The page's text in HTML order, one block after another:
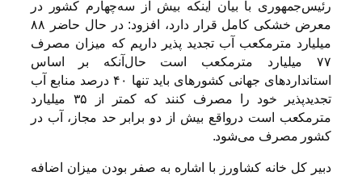
رئیس‌جمهوری با بیان اینکه بیش از سه‌چهارم کشور در
معرض خشکی کامل قرار دارد، افزود: در حال حاضر ۸۸
میلیارد مترمکعب آب تجدید پذیر داریم که میزان مصرف
۷۷ میلیارد مترمکعب است حال‌آنکه بر اساس
استانداردهای جهانی کشورهای باید تنها ۴۰ درصد منابع آب
تجدیدپذیر خود را مصرف کنند که کمتر از ۳۵ میلیارد
مترمکعب است درواقع بیش از دو برابر حد مجاز، آب در
کشور مصرف می‌شود.
دبیر کل خانه کشاورز با اشاره به صفر بودن میزان اضافه